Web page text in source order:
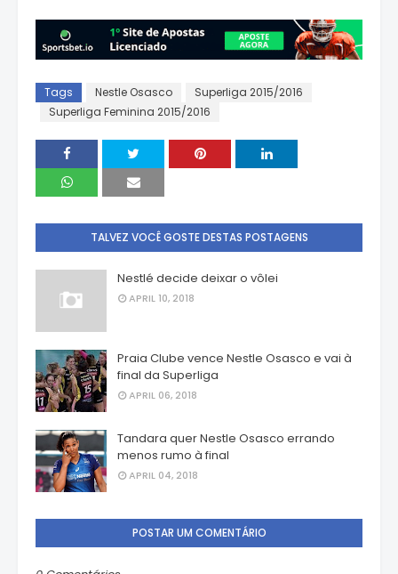
Tags Nestle Osasco
Superliga 2015/2016
Superliga Feminina 2015/2016
TALVEZ VOCÊ GOSTE DESTAS POSTAGENS
Nestlé decide deixar o vôlei
APRIL 10, 2018
Praia Clube vence Nestle Osasco e vai à
final da Superliga
APRIL 06, 2018
Tandara quer Nestle Osasco errando
menos rumo à final
APRIL 04, 2018
POSTAR UM COMENTÁRIO